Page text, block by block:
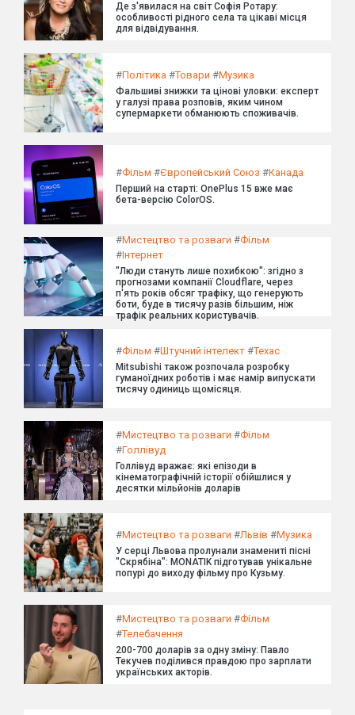
Де з'явилася на світ Софія Ротару:
особливості рідного села та цікаві місця
для відвідування.
#Політика #Товари #Музика
Фальшиві знижки та цінові уловки: експерт
у галузі права розповів, яким чином
супермаркети обманюють споживачів.
#Фільм #Європейський Союз #Канада
Перший на старті: OnePlus 15 вже має
бета-версію ColorOS.
#Мистецтво та розваги #Фільм
#Інтернет
"Люди стануть лише похибкою": згідно з
прогнозами компанії Cloudflare, через
п'ять років обсяг трафіку, що генерують
боти, буде в тисячу разів більшим, ніж
трафік реальних користувачів.
#Фільм #Штучний інтелект #Техас
Mitsubishi також розпочала розробку
гуманоїдних роботів і має намір випускати
тисячу одиниць щомісяця.
#Мистецтво та розваги #Фільм
#Голлівуд
Голлівуд вражає: які епізоди в
кінематографічній історії обійшлися у
десятки мільйонів доларів
#Мистецтво та розваги #Львів #Музика
У серці Львова пролунали знамениті пісні
"Скрябіна": MONATIK підготував унікальне
попурі до виходу фільму про Кузьму.
#Мистецтво та розваги #Фільм
#Телебачення
200-700 доларів за одну зміну: Павло
Текучев поділився правдою про зарплати
українських акторів.